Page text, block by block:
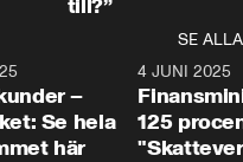
till?”
SE ALLA
4:29
–
Se hela
här
4 JUNI 2025
125